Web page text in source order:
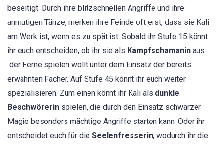
beseitigt. Durch ihre blitzschnellen Angriffe und ihre
anmutigen Tänze, merken ihre Feinde oft erst, dass sie Kali
am Werk ist, wenn es zu spät ist. Sobald ihr Stufe 15 könnt
ihr euch entscheiden, ob ihr sie als Kampfschamanin aus
der Ferne spielen wollt unter dem Einsatz der bereits
erwähnten Fächer. Auf Stufe 45 könnt ihr euch weiter
spezialisieren. Zum einen könnt ihr Kali als dunkle
Beschwörerin spielen, die durch den Einsatz schwarzer
Magie besonders mächtige Angriffe starten kann. Oder ihr
entscheidet euch für die Seelenfresserin, wodurch ihr die